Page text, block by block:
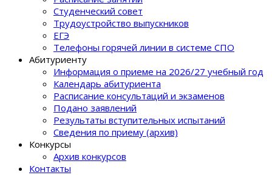
Студенческий совет
Трудоустройство выпускников
ЕГЭ
Телефоны горячей линии в системе СПО
Абитуриенту
Информация о приеме на 2026/27 учебный год
Календарь абитуриента
Расписание консультаций и экзаменов
Подано заявлений
Результаты вступительных испытаний
Сведения по приему (архив)
Конкурсы
Архив конкурсов
Контакты